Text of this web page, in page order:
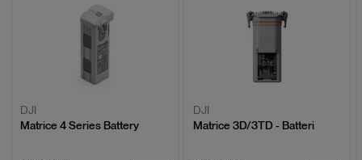
LÄMNA EN RECENSION
Sven L.
2025-10-31
DJI
Matrice 4 Series Battery
DJI
Matrice 3D/3TD - Batteri